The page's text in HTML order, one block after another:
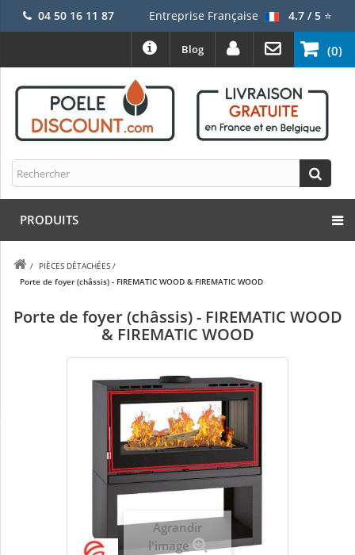
04 50 16 11 87 Entreprise Française 4.7 / 5⭐
(0)
Blog
PRODUITS
/ PIÈCES DÉTACHÉES /
Porte de foyer (châssis) - FIREMATIC WOOD & FIREMATIC WOOD
Porte de foyer (châssis) - FIREMATIC WOOD
& FIREMATIC WOOD
Agrandir
l'image